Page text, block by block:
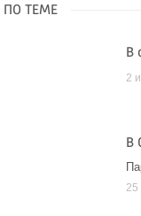
ПО ТЕМЕ
В
2
В
25